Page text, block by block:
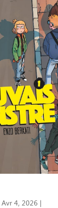
Avr 4, 2026 |